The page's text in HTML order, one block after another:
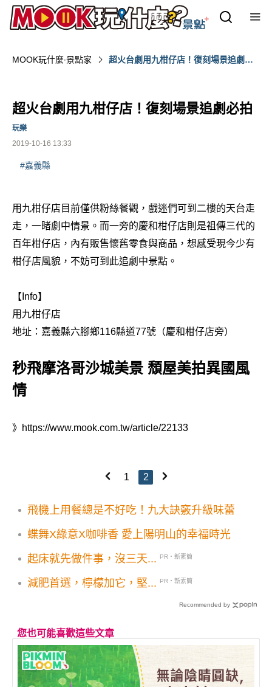
MOOK玩什麼‧景點家
超火台劇用九柑仔店！復刻場景追劇必
超火台劇用九柑仔店！復刻場景追劇必拍
2019-10-16 13:33
玩樂
#嘉義縣
用九柑仔店目前僅供粉絲餐觀，戲迷們可到二樓的天台走
走，一睹劇中情景。而一旁的慶和柑仔店則是祖傳三代的
百年柑仔店，內有販售懷舊零食與商品，想感受現今少有
柑仔店風貌，不妨可到此追劇中景點。
【Info】
用九柑仔店
地址：嘉義縣六腳鄉116縣道77號（慶和柑仔店旁）
秒飛摩洛哥沙城美景 頹屋美拍異國風
情
》 https://www.mook.com.tw/article/22133
1 2
飛機上用餐總是不好吃！九大訣竅升級味蕾
蝶舞X綠意X咖啡香 愛上陽明山的幸福時光
起床就先做件事，沒三天...
PR・新素簡
減肥首選，檸檬加它，堅... PR・新素簡
Recommended by
您也可能喜歡這些文章